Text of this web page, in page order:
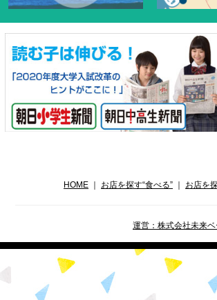
HOME ｜ お店を探す“食べる” ｜ お店を
運営：株式会社未来ベ